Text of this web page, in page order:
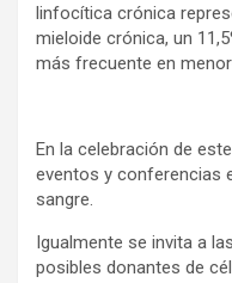
linfocítica crónica
mieloide crónica, un
más frecuente en
En la celebración de
eventos y conferencias
sangre.
Igualmente se invita a
posibles donantes de